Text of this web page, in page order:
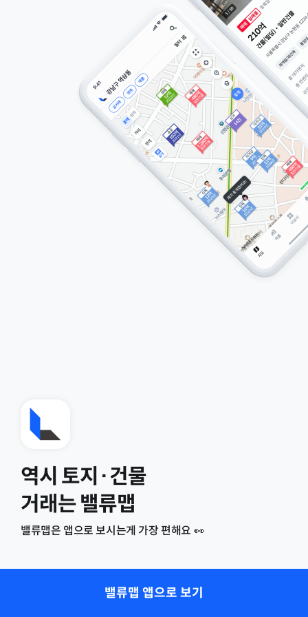
역시 토지·건물
거래는 밸류맵
밸류맵은 앱으로 보시는게 가장 편해요 👀
밸류맵 앱으로 보기